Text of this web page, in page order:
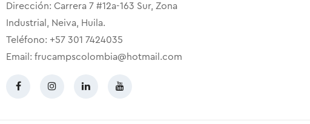
Dirección: Carrera 7 #12a-163 Sur, Zona
Industrial, Neiva, Huila.
Teléfono: +57 301 7424035
Email: frucampscolombia@hotmail.com